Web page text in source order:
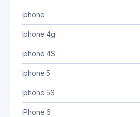
Iphone
Iphone 4g
Iphone 4S
Iphone 5
Iphone 5S
iPhone 6